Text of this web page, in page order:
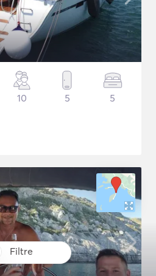
Filtre
10 5 5